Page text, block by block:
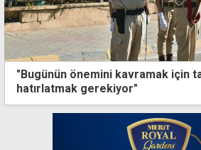
"Bugünün önemini kavramak için
hatırlatmak gerekiyor"